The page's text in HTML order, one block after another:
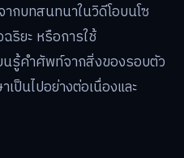
กบทสนทนาในวิดีโอบนโซ
ริยะ หรือการใช้
นรู้คำศัพท์จากสิ่งของรอบตัว
ป็นไปอย่างต่อเนื่องและ